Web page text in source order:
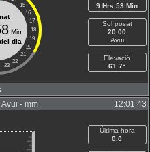
15
16
17
18
19
20
21
22
23
Min
dia
9 Hrs 53 Min
Sol posat
20:00
Avui
Elevació
61.7°
- mm 12:01:43
Última hora
0.0